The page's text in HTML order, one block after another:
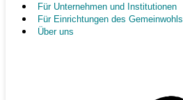
Für Unternehmen und Institutionen
Für Einrichtungen des Gemeinwohls
Über uns